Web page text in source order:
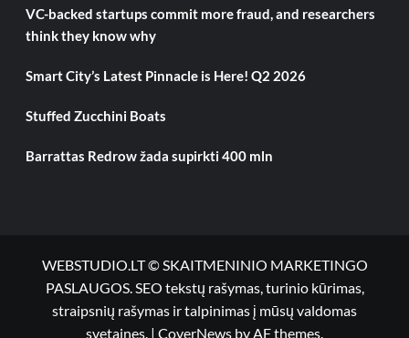
VC-backed startups commit more fraud, and researchers
think they know why
Smart City’s Latest Pinnacle is Here! Q2 2026
Stuffed Zucchini Boats
Barrattas Redrow žada supirkti 400 mln
WEBSTUDIO.LT © SKAITMENINIO MARKETINGO
PASLAUGOS. SEO tekstų rašymas, turinio kūrimas,
straipsnių rašymas ir talpinimas į mūsų valdomas
svetaines. | CoverNews by AF themes.